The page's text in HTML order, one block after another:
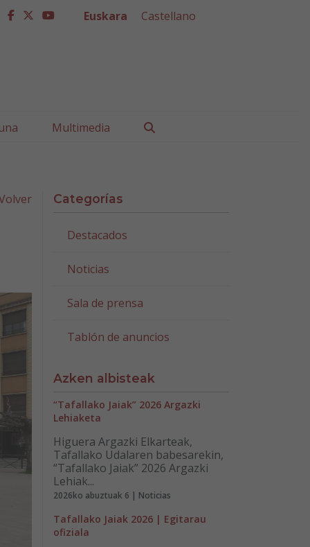
facebook
twitter
youtube
Euskara Castellano
Multimedia
Categorías
Destacados
Noticias
Sala de prensa
Tablón de anuncios
Azken albisteak
“Tafallako Jaiak” 2026 Argazki
Lehiaketa
Higuera Argazki Elkarteak,
Tafallako Udalaren babesarekin,
“Tafallako Jaiak” 2026 Argazki
Lehiak...
2026ko abuztuak 6 | Noticias
Tafallako Jaiak 2026 | Egitarau
ofiziala